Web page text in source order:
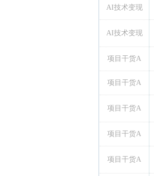
AI技术变现
AI技术变现
项目干货A
项目干货A
项目干货A
项目干货A
项目干货A